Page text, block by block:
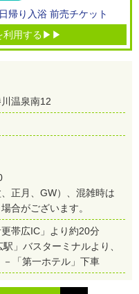
帰り入浴 前売チケット
利用する▶▶
温泉南12
正月、GW）、混雑時は
合がございます。
更帯広IC」より約20分
」バスターミナルより、
「第一ホテル」下車